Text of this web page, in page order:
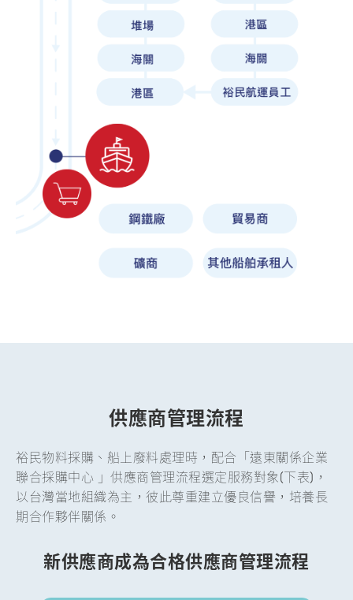
供應商管理流程
裕民物料採購、船上廢料處理時，配合「遠東關係企業
聯合採購中心 」供應商管理流程選定服務對象(下表)，
以台灣當地組織為主，彼此尊重建立優良信譽，培養長
期合作夥伴關係。
新供應商成為合格供應商管理流程